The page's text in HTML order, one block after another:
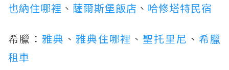
也納住哪裡 、 薩爾斯堡飯店 、 哈修塔特民宿
希臘： 雅典 、 雅典住哪裡 、 聖托里尼 、希臘
租車